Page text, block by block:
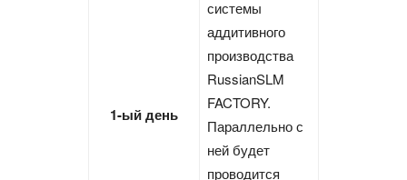
1-ый день
системы
аддитивного
производства
RussianSLM
FACTORY.
Параллельно с
ней будет
проводится